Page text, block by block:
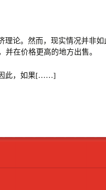
论。然而，现实情况并非如
在价格更高的地方出售。
因此，如果[……]